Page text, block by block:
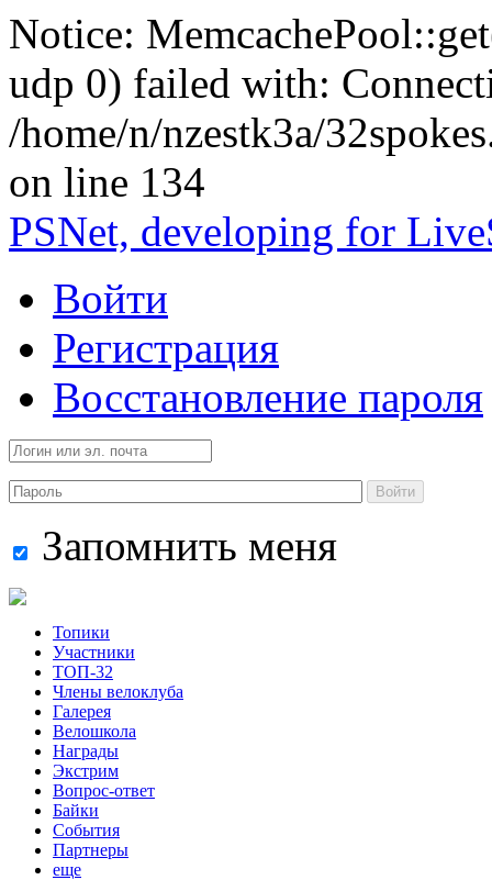
Notice:
udp 0) failed with:
/home/n/nzestk3a/
on line 134
PSNet, developing for
Войти
Регистрация
Восстановление пароля
Войти
Запомнить меня
Топики
Участники
ТОП-32
Члены велоклуба
Галерея
Велошкола
Награды
Экстрим
Вопрос-ответ
Байки
События
Партнеры
еще